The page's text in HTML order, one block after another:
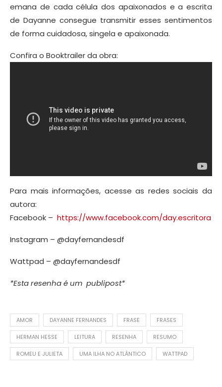
emana de cada célula dos apaixonados e a escrita
de Dayanne consegue transmitir esses sentimentos
de forma cuidadosa, singela e apaixonada.
Confira o Booktrailer da obra:
Para mais informações, acesse as redes sociais da
autora:
Facebook – https://www.facebook.com/day.escritora
Instagram – @dayfernandesdf
Wattpad – @dayfernandesdf
*Esta resenha é um publipost*
AMOR DAYANNE FERNANDES FRASE FRASES
HERMAN HESSE LEITURA RESENHA RESUMO
ROMEU E JULIETA UMA ILHA NO ATLÂNTICO WATTPAD